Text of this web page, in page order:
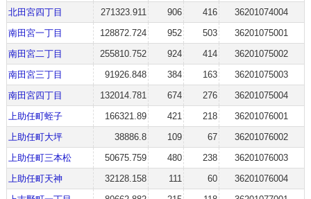
北田宮四丁目 271323.911 906 416
36201074004
南田宮一丁目
128872.724 952 503
36201075001
南田宮二丁目
255810.752 924 414
36201075002
南田宮三丁目
91926.848 384 163
36201075003
南田宮四丁目
132014.781 674 276
36201075004
上助任町蛭子
166321.89 421 218
36201076001
上助任町大坪
38886.8 109 67
36201076002
上助任町三本松
50675.759 480 238
36201076003
上助任町天神
32128.158 111 60
36201076004